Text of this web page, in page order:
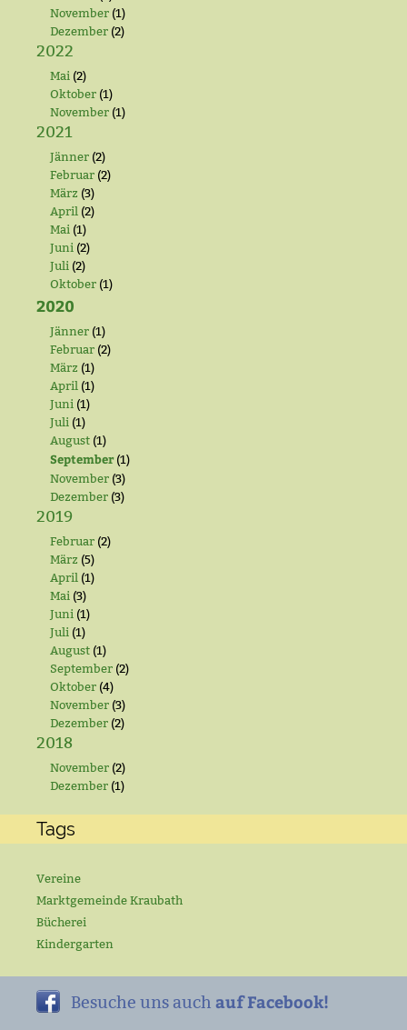
November (1)
Dezember (2)
2022
Mai (2)
Oktober (1)
November (1)
2021
Jänner (2)
Februar (2)
März (3)
April (2)
Mai (1)
Juni (2)
Juli (2)
Oktober (1)
2020
Jänner (1)
Februar (2)
März (1)
April (1)
Juni (1)
Juli (1)
August (1)
September(1)
November (3)
Dezember (3)
2019
Februar (2)
März (5)
April (1)
Mai (3)
Juni (1)
Juli (1)
August (1)
September (2)
Oktober (4)
November (3)
Dezember (2)
2018
November (2)
Dezember (1)
Tags
Vereine
Marktgemeinde Kraubath
Bücherei
Kindergarten
Besuche uns auch auf Facebook!